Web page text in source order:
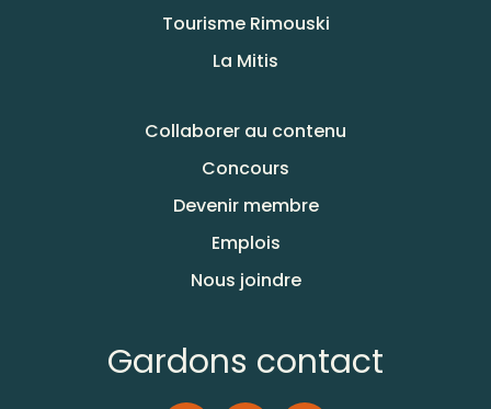
Tourisme Rimouski
La Mitis
Collaborer au contenu
Concours
Devenir membre
Emplois
Nous joindre
Gardons contact